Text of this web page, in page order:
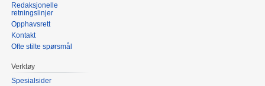
Redaksjonelle
retningslinjer
Opphavsrett
Kontakt
Ofte stilte spørsmål
Verktøy
Spesialsider